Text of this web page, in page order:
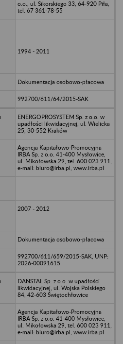
o.o., ul. Sikorskiego 33, 64-920 Piła,
tel. 67 361-78-55
1994 - 2011
Dokumentacja osobowo-płacowa
992700/611/64/2015-SAK
ENERGOPROSYSTEM Sp. z o.o. w
upadłości likwidacyjnej, ul. Wielicka
25, 30-552 Kraków
Agencja Kapitałowo-Promocyjna
IRBA Sp. z o.o. 41-400 Mysłowice,
ul. Mikołowska 29, tel. 600 023 911,
e-mail: biuro@irba.pl, www.irba.pl
2007 - 2012
Dokumentacja osobowo-płacowa
992700/611/659/2015-SAK, UNP:
2026-00091615
DANSTAL Sp. z o.o. w upadłości
likwidacyjnej, ul. Wojska Polskiego
84, 42-603 Świętochłowice
Agencja Kapitałowo-Promocyjna
IRBA Sp. z o.o. 41-400 Mysłowice,
ul. Mikołowska 29, tel. 600 023 911,
e-mail: biuro@irba.pl, www.irba.pl